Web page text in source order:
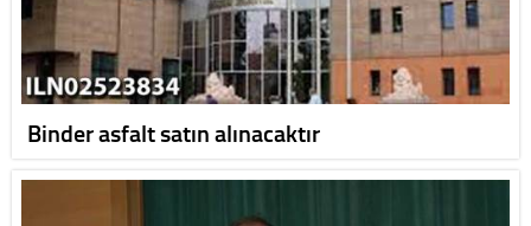
Binder asfalt satın alınacaktır